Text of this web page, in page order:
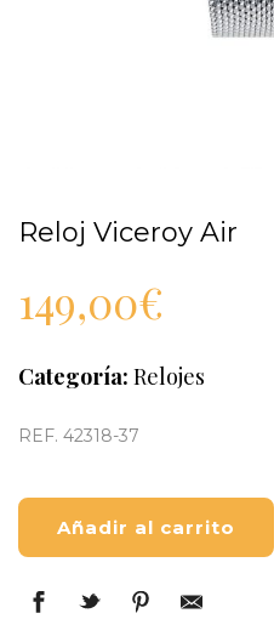
Reloj Viceroy Air
149,00€
Categoría: Relojes
REF. 42318-37
Añadir al carrito